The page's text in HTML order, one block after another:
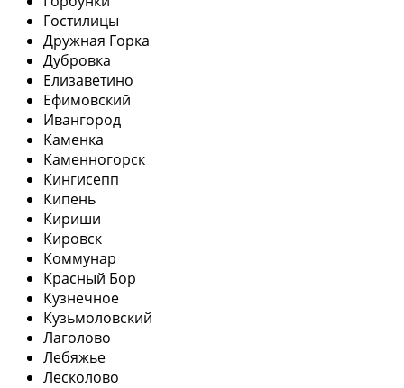
Гостилицы
Дружная Горка
Дубровка
Елизаветино
Ефимовский
Ивангород
Каменка
Каменногорск
Кингисепп
Кипень
Кириши
Кировск
Коммунар
Красный Бор
Кузнечное
Кузьмоловский
Лаголово
Лебяжье
Лесколово